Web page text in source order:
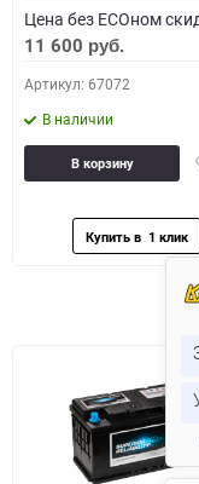
Цена без ECOном
11 600 руб.
Артикул: 67072
В наличии
В корзину